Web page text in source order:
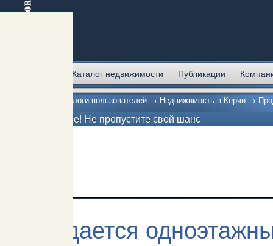
Каталог недвижимости Публикации
Блоги пользователей → Недвижимость в Керчи →
Внимание! Не пропустите свой шанс
Продается